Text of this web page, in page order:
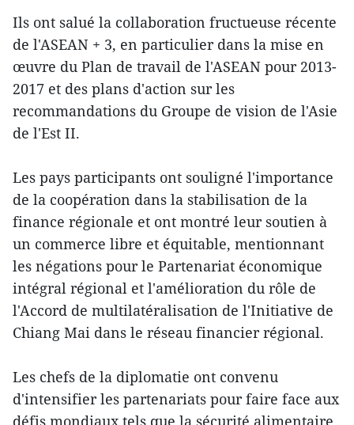
Ils ont salué la collaboration fructueuse récente
de l'ASEAN + 3, en particulier dans la mise en
œuvre du Plan de travail de l'ASEAN pour 2013-
2017 et des plans d'action sur les
recommandations du Groupe de vision de l'Asie
de l'Est II.
Les pays participants ont souligné l'importance
de la coopération dans la stabilisation de la
finance régionale et ont montré leur soutien à
un commerce libre et équitable, mentionnant
les négations pour le Partenariat économique
intégral régional et l'amélioration du rôle de
l'Accord de multilatéralisation de l'Initiative de
Chiang Mai dans le réseau financier régional.
Les chefs de la diplomatie ont convenu
d'intensifier les partenariats pour faire face aux
défis mondiaux tels que la sécurité alimentaire